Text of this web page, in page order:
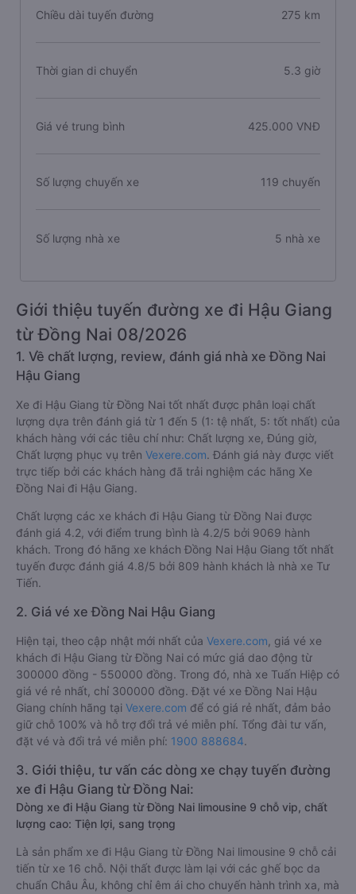
Chiều dài tuyến đường 275 km
Thời gian di chuyển 5.3 giờ
Giá vé trung bình 425.000 VNĐ
Số lượng chuyến xe 119 chuyến
Số lượng nhà xe 5 nhà xe
Giới thiệu tuyến đường xe đi Hậu Giang
từ Đồng Nai 08/2026
1. Về chất lượng, review, đánh giá nhà xe Đồng Nai
Hậu Giang
Xe đi Hậu Giang từ Đồng Nai tốt nhất được phân loại chất
lượng dựa trên đánh giá từ 1 đến 5 (1: tệ nhất, 5: tốt nhất) của
khách hàng với các tiêu chí như: Chất lượng xe, Đúng giờ,
Chất lượng phục vụ trên Vexere.com. Đánh giá này được viết
trực tiếp bởi các khách hàng đã trải nghiệm các hãng Xe
Đồng Nai đi Hậu Giang.
Chất lượng các xe khách đi Hậu Giang từ Đồng Nai được
đánh giá 4.2, với điểm trung bình là 4.2/5 bởi 9069 hành
khách. Trong đó hãng xe khách Đồng Nai Hậu Giang tốt nhất
tuyến được đánh giá 4.8/5 bởi 809 hành khách là nhà xe Tư
Tiến.
2. Giá vé xe Đồng Nai Hậu Giang
Hiện tại, theo cập nhật mới nhất của Vexere.com , giá vé xe
khách đi Hậu Giang từ Đồng Nai có mức giá dao động từ
300000 đồng - 550000 đồng. Trong đó, nhà xe Tuấn Hiệp có
giá vé rẻ nhất, chỉ 300000 đồng. Đặt vé xe Đồng Nai Hậu
Giang chính hãng tại Vexere.com để có giá rẻ nhất, đảm bảo
giữ chỗ 100% và hỗ trợ đổi trả vé miễn phí. Tổng đài tư vấn,
đặt vé và đổi trả vé miễn phí: 1900 888684.
3. Giới thiệu, tư vấn các dòng xe chạy tuyến đường
xe đi Hậu Giang từ Đồng Nai:
Dòng xe đi Hậu Giang từ Đồng Nai limousine 9 chỗ vip, chất
lượng cao: Tiện lợi, sang trọng
Là sản phẩm xe đi Hậu Giang từ Đồng Nai limousine 9 chỗ cải
tiến từ xe 16 chỗ. Nội thất được làm lại với các ghế bọc da
chuẩn Châu Âu, không chỉ êm ái cho chuyến hành trình xa, mà